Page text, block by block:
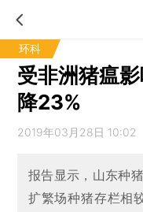
环科
受非洲猪瘟
降23%
2019年03月28日 10:02
报告显示，山东种
扩繁场种猪存栏相